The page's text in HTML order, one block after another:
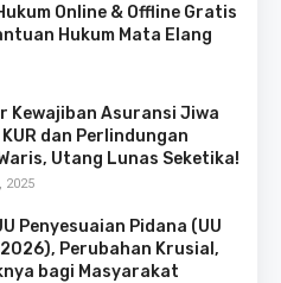
Online & Offline Gratis
Hukum Mata Elang
Kewajiban Asuransi Jiwa
dan Perlindungan
Utang Lunas Seketika!
2025
Penyesuaian Pidana (UU
2026), Perubahan Krusial,
bagi Masyarakat